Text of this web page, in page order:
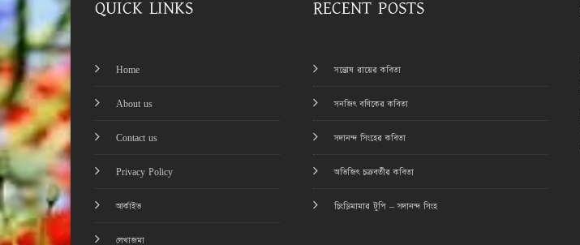
QUICK LINKS
Home
About us
Contact us
Privacy Policy
আর্কাইভ
লেখাজমা
RECENT POSTS
সন্তোষ রায়ের কবিতা
সনজিৎ বণিকের কবিতা
সদানন্দ সিংহের কবিতা
অভিজিৎ চক্রবর্তীর কবিতা
চিংড়িমামার টুপি – সদানন্দ সিংহ